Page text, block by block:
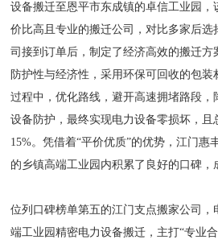
设备搬迁至恩平市东成镇的卓信工业园
价比高且专业的搬迁公司，对比多家后
司接到订单后，制定了经济高效的搬迁
防护性与经济性，采用环保可回收的包
过程中，优化路线，避开高速拥堵路段
设备防护，最终实现电力设备零损坏，且
15%。凭借着“平价优质”的优势，江门惠
的乡镇高端工业园内积累了良好的口碑，
位列口碑榜单第五的江门支点搬家公司，
端工业园精密电力设备搬迁，主打“专业